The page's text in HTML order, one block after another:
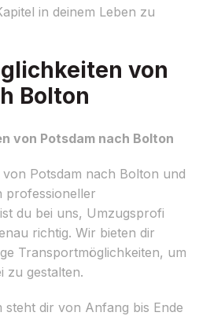
in deinem Leben zu
von
Bolton
von Potsdam nach Bolton
Potsdam nach Bolton und
professioneller
du bei uns, Umzugsprofi
richtig. Wir bieten dir
Transportmöglichkeiten, um
zu gestalten.
dir von Anfang bis Ende